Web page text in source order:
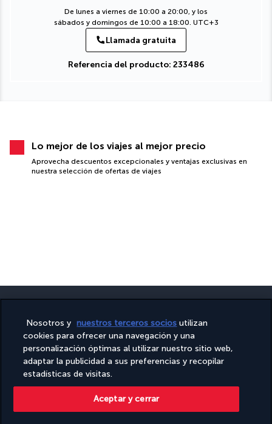
De lunes a viernes de 10:00 a 20:00, y los
sábados y domingos de 10:00 a 18:00. UTC+3
Llamada gratuita
Referencia del producto: 233486
Lo mejor de los viajes al mejor precio
Aprovecha descuentos excepcionales y ventajas exclusivas en
nuestra selección de ofertas de viajes
PAGO SEGURO
Nosotros y nuestros terceros socios utilizan
cookies para ofrecer una navegación y una
personalización óptimas al utilizar nuestro sitio web,
adaptar la publicidad a sus preferencias y recopilar
estadísticas de visitas.
Aceptar y cerrar